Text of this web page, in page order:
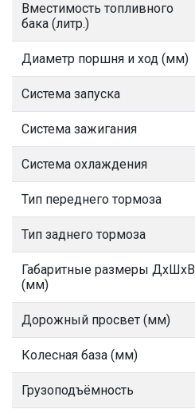
Вместимость топливного
бака (литр.)
Диаметр поршня и ход (мм)
Система запуска
Система зажигания
Система охлаждения
Тип переднего тормоза
Тип заднего тормоза
Габаритные размеры ДхШхВ
(мм)
Дорожный просвет (мм)
Колесная база (мм)
Грузоподъёмность